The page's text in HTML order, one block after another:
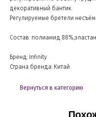
декоративный бантик.
Регулируемые бретели
Состав: полиамид
Бренд: Infinity
Страна бренда: Китай
Вернуться в категорию